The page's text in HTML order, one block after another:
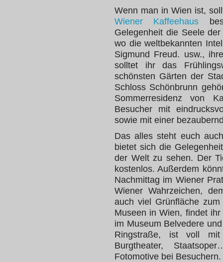
Wenn man in Wien ist,
Wiener Kaffeehaus
Gelegenheit die Seele
wo die weltbekannten
Sigmund Freud. usw.,
solltet ihr das
schönsten Gärten der
Schloss Schönbrunn
Sommerresidenz von
Besucher mit
sowie mit einer
Das alles steht euch
bietet sich die
der Welt zu sehen. Der
kostenlos. Außerdem
Nachmittag im Wiener
Wiener Wahrzeichen,
auch viel Grünfläche
Museen in Wien, findet
im Museum Belvedere
Ringstraße, ist voll mit
Burgtheater,
Fotomotive bei Besuchern.